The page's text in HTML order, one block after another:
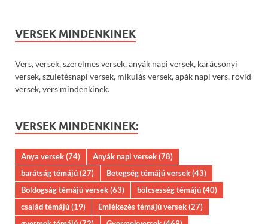
VERSEK MINDENKINEK
Vers, versek, szerelmes versek, anyák napi versek, karácsonyi
versek, születésnapi versek, mikulás versek, apák napi vers, rövid
versek, vers mindenkinek.
VERSEK MINDENKINEK:
Anya versek(74) Anyák napi versek(78)
barátság témájú(27) Betegség témájú versek(43)
Boldogság témájú versek(63) bölcsesség témájú(40)
család témájú(19) Emlékezés témájú versek(27)